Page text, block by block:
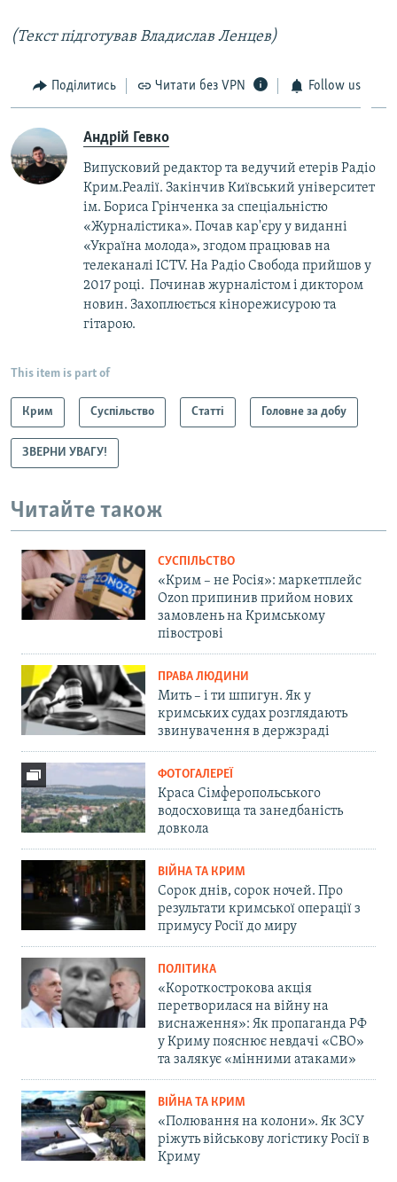
(Текст підготував Владислав Ленцев)
Поділитись Читати без VPN Follow us
Андрій Гевко
Випусковий редактор та ведучий етерів Радіо
Крим.Реалії. Закінчив Київський університет
ім. Бориса Грінченка за спеціальністю
«Журналістика». Почав кар'єру у виданні
«Україна молода», згодом працював на
телеканалі ICTV. На Радіо Свобода прийшов у
2017 році. Починав журналістом і диктором
новин. Захоплюється кінорежисурою та
гітарою.
This item is part of
Крим Суспільство Статті Головне за добу
ЗВЕРНИ УВАГУ!
Читайте також
СУСПІЛЬСТВО
«Крим – не Росія»: маркетплейс
Ozon припинив прийом нових
замовлень на Кримському
півострові
ПРАВА ЛЮДИНИ
Мить – і ти шпигун. Як у
кримських судах розглядають
звинувачення в держзраді
ФОТОГАЛЕРЕЇ
Краса Сімферопольського
водосховища та занедбаність
довкола
ВІЙНА ТА КРИМ
Сорок днів, сорок ночей. Про
результати кримської операції з
примусу Росії до миру
ПОЛІТИКА
«Короткострокова акція
перетворилася на війну на
виснаження»: Як пропаганда РФ
у Криму пояснює невдачі «СВО»
та залякує «мінними атаками»
ВІЙНА ТА КРИМ
«Полювання на колони». Як ЗСУ
ріжуть військову логістику Росії в
Криму